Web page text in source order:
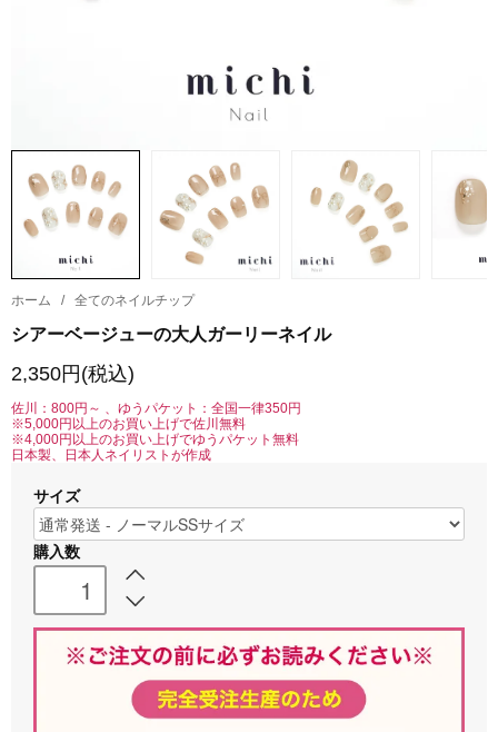
ホーム / 全てのネイルチップ
シアーベージューの大人ガーリーネイル
2,350円(税込)
佐川：800円～ 、ゆうパケット：全国一律350円
※5,000円以上のお買い上げで佐川無料
※4,000円以上のお買い上げでゆうパケット無料
日本製、日本人ネイリストが作成
サイズ
購入数